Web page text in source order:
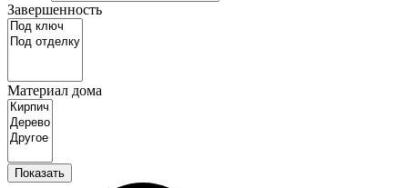
Завершенность
Материал дома
Показать